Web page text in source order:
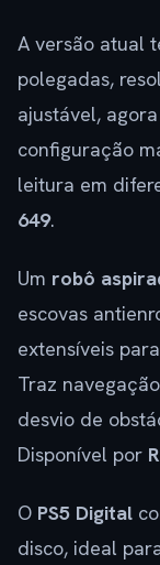
A versão atual
polegadas,
ajustável,
configuração
leitura em
649.
Um robô
escovas
extensíveis
Traz
desvio de
Disponível por
O PS5 Digital
disco, ideal